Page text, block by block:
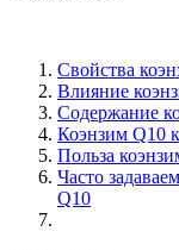
Свойства
Влияние
Содержание
Коэнзим Q10
Польза
Часто
Q10